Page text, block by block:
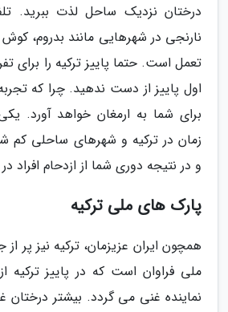
درختان نزدیک ساحل لذت ببرید.
نارنجی در شهرهایی مانند بدروم، کوش
تعمل است. حتما پاییز ترکیه را برای
اول پاییز از دست ندهید. چرا که
برای شما به ارمغان خواهد آورد.
زمان در ترکیه و شهرهای ساحلی کم
و در نتیجه دوری شما از ازدحام
پارک های ملی ترکیه
همچون ایران عزیزمان، ترکیه نیز پر
ملی فراوان است که در پاییز
نماینده غنی می گردد. بیشتر درختان